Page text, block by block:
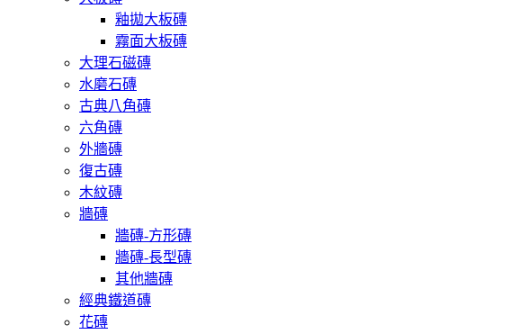
釉拋大板磚
霧面大板磚
大理石磁磚
水磨石磚
古典八角磚
六角磚
外牆磚
復古磚
木紋磚
牆磚
牆磚-方形磚
牆磚-長型磚
其他牆磚
經典鐵道磚
花磚